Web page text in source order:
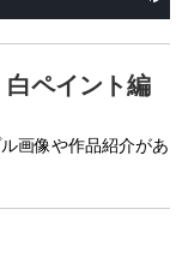
ペイント編
画像や作品紹介があ